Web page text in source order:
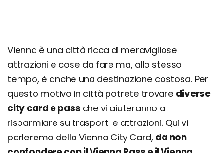
Vienna è una città ricca di meravigliose
attrazioni e cose da fare ma, allo stesso
tempo, è anche una destinazione costosa. Per
questo motivo in città potrete trovare diverse
city card e pass che vi aiuteranno a
risparmiare su trasporti e attrazioni. Qui vi
parleremo della Vienna City Card, da non